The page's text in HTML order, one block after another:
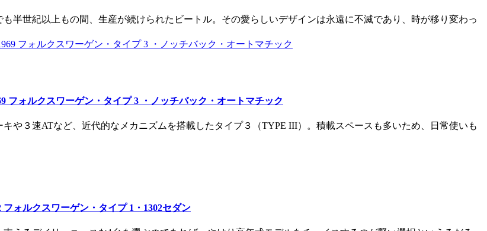
半世紀以上もの間、生産が続けられたビートル。その愛らしいデザインは永遠に不滅であり、時が移り変わっ
フォルクスワーゲン・タイプ 3 ・ノッチバック・オートマチック
や３速ATなど、近代的なメカニズムを搭載したタイプ３（TYPE III）。積載スペースも多いため、日常使いも
ォルクスワーゲン・タイプ 1・1302セダン